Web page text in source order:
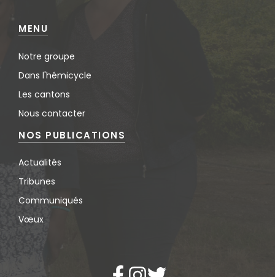
MENU
Notre groupe
Dans l'hémicycle
Les cantons
Nous contacter
NOS PUBLICATIONS
Actualités
Tribunes
Communiqués
Vœux